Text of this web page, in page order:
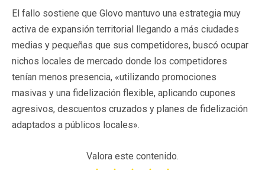
El fallo sostiene que Glovo mantuvo una estrategia muy
activa de expansión territorial llegando a más ciudades
medias y pequeñas que sus competidores, buscó ocupar
nichos locales de mercado donde los competidores
tenían menos presencia, «utilizando promociones
masivas y una fidelización flexible, aplicando cupones
agresivos, descuentos cruzados y planes de fidelización
adaptados a públicos locales».
Valora este contenido.